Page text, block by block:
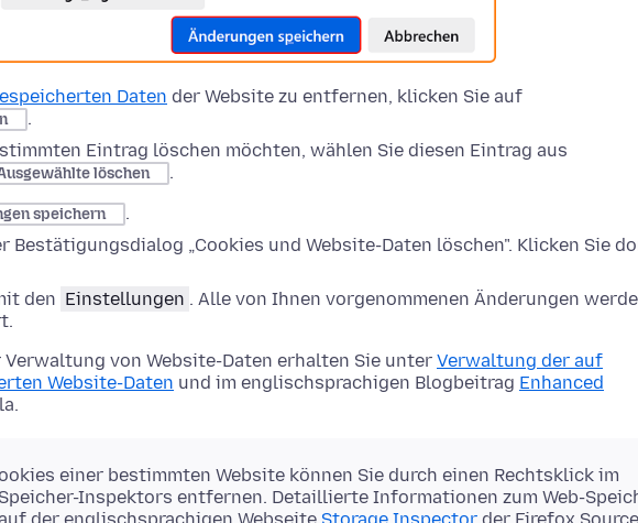
Daten der Website zu entfernen, klicken Sie auf
.
Eintrag löschen möchten, wählen Sie diesen Eintrag aus
löschen
.
speichern
.
Bestätigungsdialog „Cookies und Website-Daten löschen". Klicken Sie
den Einstellungen . Alle von Ihnen vorgenommenen Änderungen
von Website-Daten erhalten Sie unter Verwaltung der auf
Website-Daten und im englischsprachigen Blogbeitrag Enhanced
einer bestimmten Website können Sie durch einen Rechtsklick im
Inspektors entfernen. Detaillierte Informationen zum Web-